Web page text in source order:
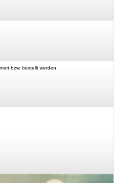
bzw. bestellt werden.